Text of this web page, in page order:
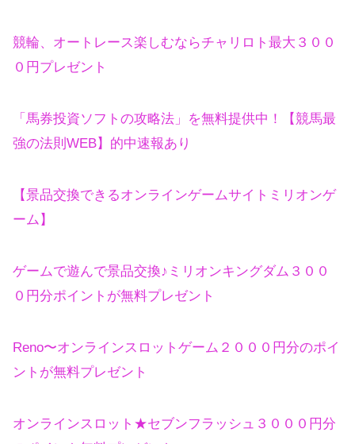
競輪、オートレース楽しむならチャリロト最大３００
０円プレゼント
「馬券投資ソフトの攻略法」を無料提供中！【競馬最
強の法則WEB】的中速報あり
【景品交換できるオンラインゲームサイトミリオンゲ
ーム】
ゲームで遊んで景品交換♪ミリオンキングダム３００
０円分ポイントが無料プレゼント
Reno〜オンラインスロットゲーム２０００円分のポイ
ントが無料プレゼント
オンラインスロット★セブンフラッシュ３０００円分